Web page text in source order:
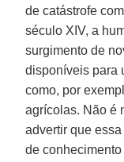
de catástrofe
século XIV, a
surgimento de
disponíveis para
como, por
agrícolas. Não é
advertir que
de